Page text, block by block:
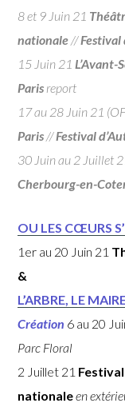
8 et 9 Juin 21
nationale//Festival
15 Juin 21 L’Avant-
Paris report
17 au 28 Juin 21
Paris//Festival
30 Juin au 2 Juillet
Cherbourg-en-
OU LES CŒURS
1er au 20 Juin 21
&
L’ARBRE, LE
Création 6 au 20
Parc Floral
2 Juillet 21
nationaleen